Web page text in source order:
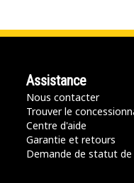
Assistance
Nous contacter
Trouver le
Centre d'aide
Garantie et retours
Demande de statut